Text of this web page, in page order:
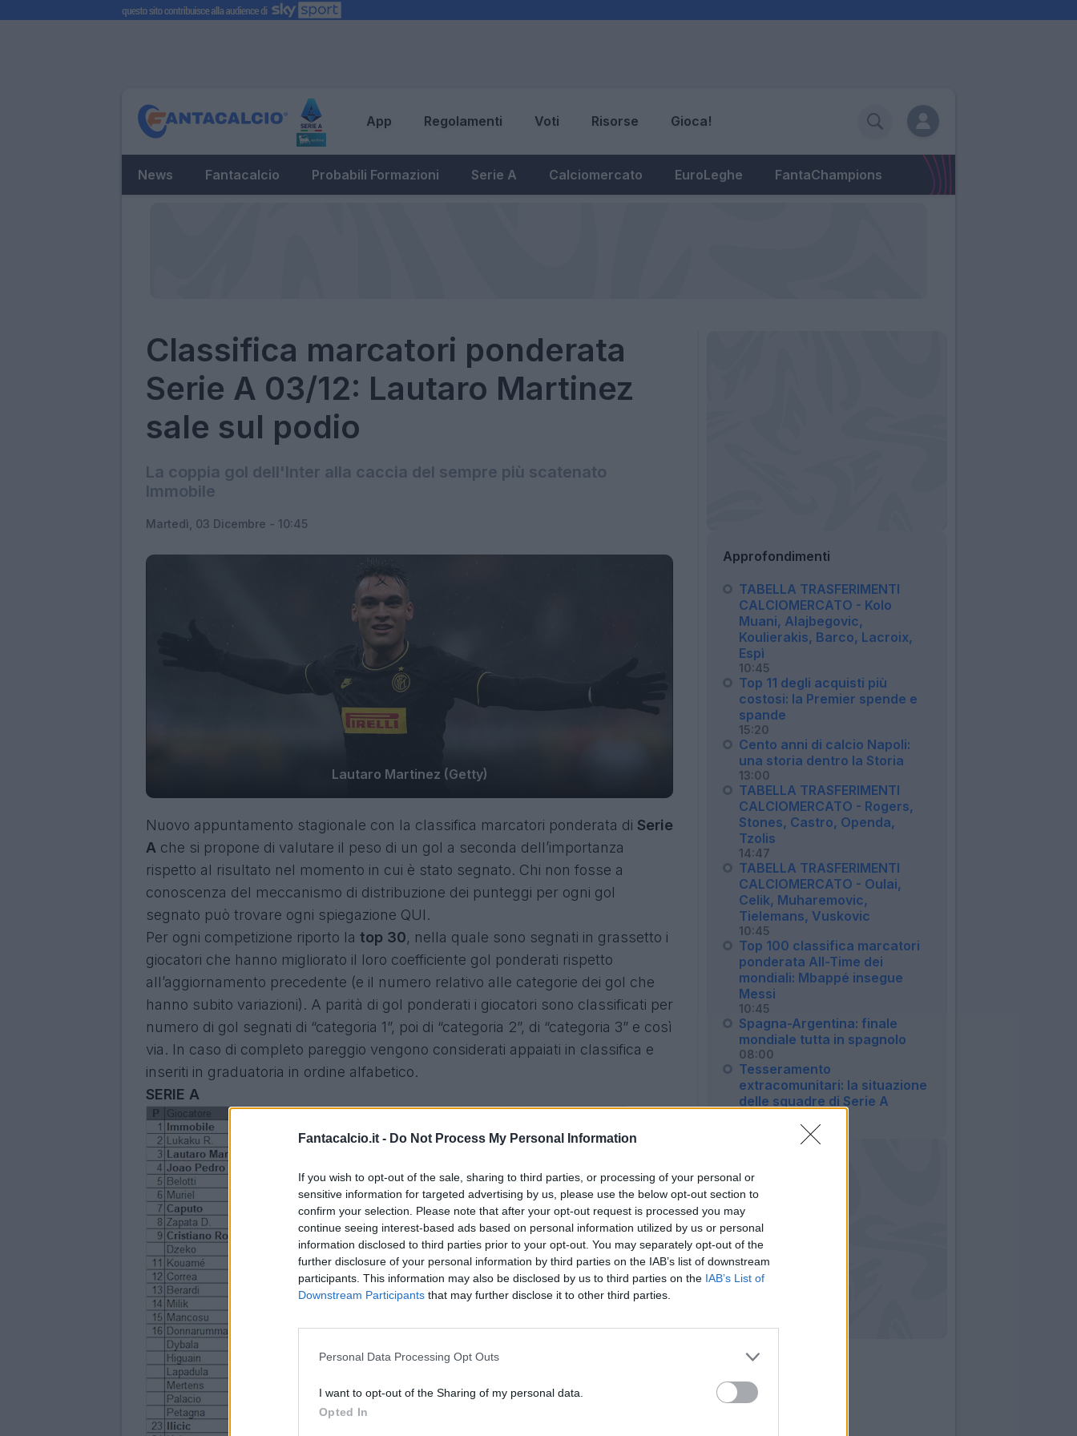
Fantacalcio.it - Do Not Process My Personal Information
If you wish to opt-out of the sale, sharing to third parties, or processing of your personal or
sensitive information for targeted advertising by us, please use the below opt-out section to
confirm your selection. Please note that after your opt-out request is processed you may
continue seeing interest-based ads based on personal information utilized by us or personal
information disclosed to third parties prior to your opt-out. You may separately opt-out of the
further disclosure of your personal information by third parties on the IAB’s list of downstream
participants. This information may also be disclosed by us to third parties on the IAB’s List of
Downstream Participants that may further disclose it to other third parties.
Personal Data Processing Opt Outs
I want to opt-out of the Sharing of my personal data.
Opted In
App Regolamenti Voti Risorse Gioca!
News Fantacalcio Probabili Formazioni Serie A Calciomercato EuroLeghe FantaChampions
Classifica marcatori ponderata
Serie A 03/12: Lautaro Martinez
sale sul podio
La coppia gol dell'Inter alla caccia del sempre più scatenato
Immobile
Martedì, 03 Dicembre - 10:45
Lautaro Martinez (Getty)
Nuovo appuntamento stagionale con la classifica marcatori ponderata di Serie
A che si propone di valutare il peso di un gol a seconda dell’importanza
rispetto al risultato nel momento in cui è stato segnato. Chi non fosse a
conoscenza del meccanismo di distribuzione dei punteggi per ogni gol
segnato può trovare ogni spiegazione QUI.
Per ogni competizione riporto la top 30, nella quale sono segnati in grassetto i
giocatori che hanno migliorato il loro coefficiente gol ponderati rispetto
all’aggiornamento precedente (e il numero relativo alle categorie dei gol che
hanno subito variazioni). A parità di gol ponderati i giocatori sono classificati per
numero di gol segnati di “categoria 1”, poi di “categoria 2”, di “categoria 3” e così
via. In caso di completo pareggio vengono considerati appaiati in classifica e
inseriti in graduatoria in ordine alfabetico.
SERIE A
Approfondimenti
TABELLA TRASFERIMENTI
CALCIOMERCATO - Kolo
Muani, Alajbegovic,
Koulierakis, Barco, Lacroix,
Espì
10:45
Top 11 degli acquisti più
costosi: la Premier spende e
spande
15:20
Cento anni di calcio Napoli:
una storia dentro la Storia
13:00
TABELLA TRASFERIMENTI
CALCIOMERCATO - Rogers,
Stones, Castro, Openda,
Tzolis
14:47
TABELLA TRASFERIMENTI
CALCIOMERCATO - Oulai,
Celik, Muharemovic,
Tielemans, Vuskovic
10:45
Top 100 classifica marcatori
ponderata All-Time dei
mondiali: Mbappé insegue
Messi
10:45
Spagna-Argentina: finale
mondiale tutta in spagnolo
08:00
Tesseramento
extracomunitari: la situazione
delle squadre di Serie A